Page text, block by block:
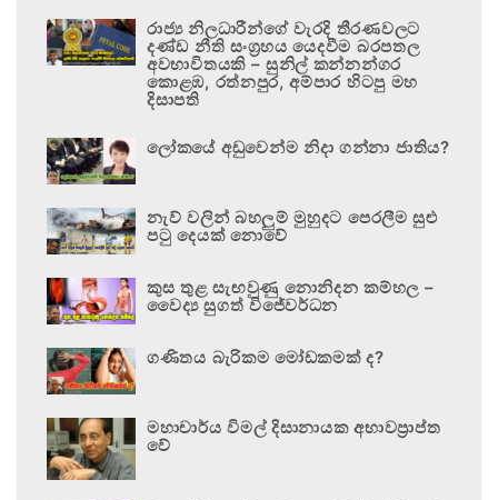
රාජ්‍ය නිලධාරීන්ගේ වැරදි තීරණවලට
දණ්ඩ නීති සංග්‍රහය යෙදවීම බරපතල
අවභාවිතයකි – සුනිල් කන්නන්ගර
කොළඹ, රත්නපුර, අම්පාර හිටපු මහ
දිසාපති
ලෝකයේ අඩුවෙන්ම නිදා ගන්නා ජාතිය?
නැව් වලින් බහලුම් මුහුදට පෙරලීම සුළු
පටු දෙයක් නොවේ
කුස තුළ සැඟවුණු නොනිදන කම්හල –
වෛද්‍ය සුගත් විජේවර්ධන
ගණිතය බැරිකම මෝඩකමක් ද?
මහාචාර්ය විමල් දිසානායක අභාවප්‍රාප්ත
වේ